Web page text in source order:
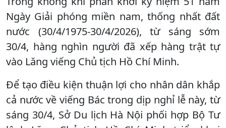
Ngày Giải phóng miền nam, thống nhất đất
nước (30/4/1975-30/4/2026), từ sáng sớm
30/4, hàng nghìn người đã xếp hàng trật tự
vào Lăng viếng Chủ tịch Hồ Chí Minh.
Để tạo điều kiện thuận lợi cho nhân dân khắp
cả nước về viếng Bác trong dịp nghỉ lễ này, từ
sáng 30/4, Sở Du lịch Hà Nội phối hợp Bộ Tư